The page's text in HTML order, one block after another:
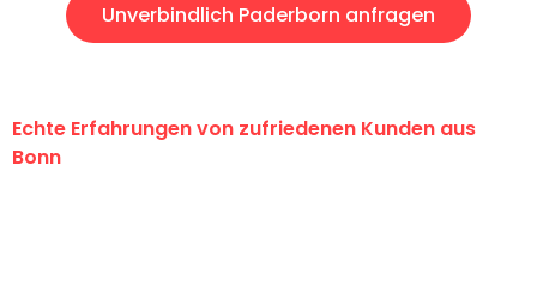
Unverbindlich Paderborn anfragen
Echte Erfahrungen von zufriedenen Kunden aus
Bonn